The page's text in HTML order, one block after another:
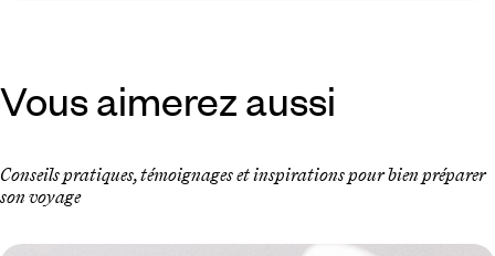
Vous aimerez aussi
Conseils pratiques, témoignages et inspirations pour bien préparer
son voyage